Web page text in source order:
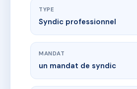
TYPE
Syndic professionnel
MANDAT
un mandat de syndic